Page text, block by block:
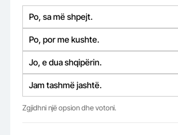
Po, sa më shpejt.
Po, por me kushte.
Jo, e dua shqipërin.
Jam tashmë jashtë.
Zgjidhni një opsion dhe votoni.